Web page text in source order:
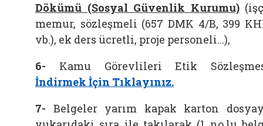
Dökümü (Sosyal Güvenlik Kurumu)
memur, sözleşmeli (657 DMK 4/B, 399
vb.), ek ders ücretli, proje personeli...),
6- Kamu Görevlileri Etik
İndirmek İçin Tıklayınız.
7- Belgeler yarım kapak karton